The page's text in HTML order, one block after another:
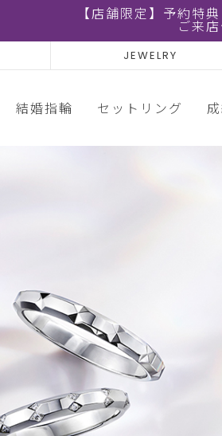
【店舗限定】予約
ご来
JEWELRY
結婚指輪 セットリング